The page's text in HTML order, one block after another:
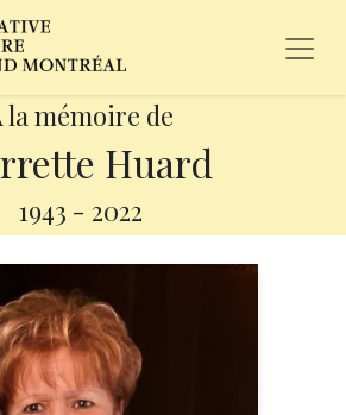
la mémoire de
Huard
1943 - 2022